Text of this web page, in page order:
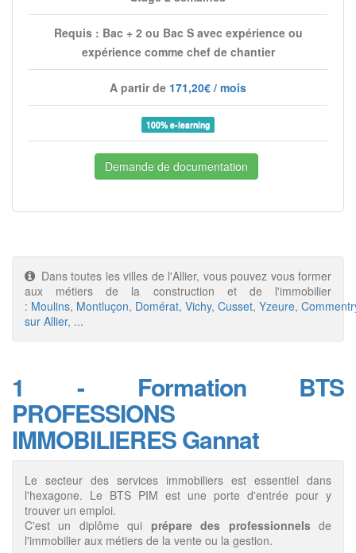
Requis : Bac + 2 ou Bac S avec expérience ou
expérience comme chef de chantier
A partir de 171,20€ / mois
100% e-learning
Demande de documentation
Dans toutes les villes de l'Allier, vous pouvez vous former
aux métiers de la construction et de l'immobilier
: Moulins, Montluçon, Domérat, Vichy, Cusset, Yzeure,
sur Allier, ...
1 - Formation BTS
PROFESSIONS
IMMOBILIERES Gannat
Le secteur des services immobiliers est essentiel dans
l'hexagone. Le BTS PIM est une porte d'entrée pour y
trouver un emploi.
C'est un diplôme qui prépare des professionnelsde
l'immobilier aux métiers de la vente ou la gestion.